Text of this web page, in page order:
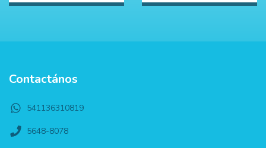
Contactános
541136310819
5648-8078